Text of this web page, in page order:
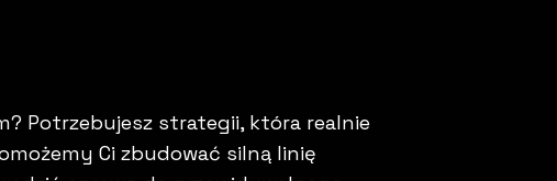
Potrzebujesz strategii, która realnie
Ci zbudować silną linię